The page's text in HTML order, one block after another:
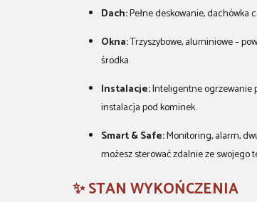
Dach:Pełne deskowanie, dachówka
Okna:Trzyszybowe, aluminiowe –
środka.
Instalacje:Inteligentne ogrzewanie
instalacja pod kominek.
Smart & Safe:Monitoring, alarm,
możesz sterować zdalnie ze swojego
✨ STAN WYKOŃCZENIA